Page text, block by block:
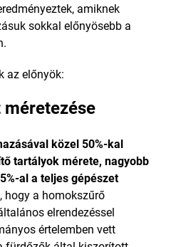
amiknek
sokkal előnyösebb a
az előnyök:
közel 50%-kal
tartályok mérete, nagyobb
al a teljes gépészet
hogy a homokszűrő
elrendezéssel
értelemben vett